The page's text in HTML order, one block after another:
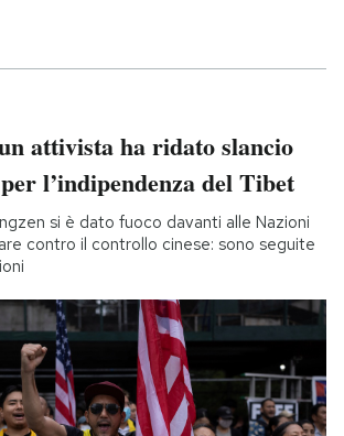
attivista ha ridato slancio
l’indipendenza del Tibet
si è dato fuoco davanti alle Nazioni
contro il controllo cinese: sono seguite